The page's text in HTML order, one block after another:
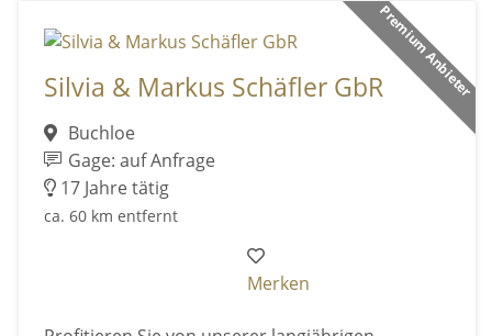
Premium Anbieter
Silvia & Markus Schäfler GbR
Buchloe
Gage: auf Anfrage
17 Jahre tätig
ca. 60 km entfernt
Merken